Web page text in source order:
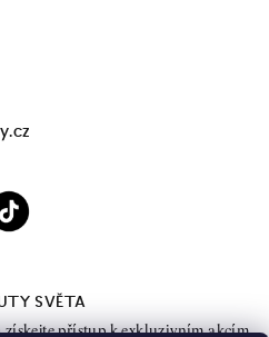
SVĚTA
získejte přístup k exkluzivním akcím